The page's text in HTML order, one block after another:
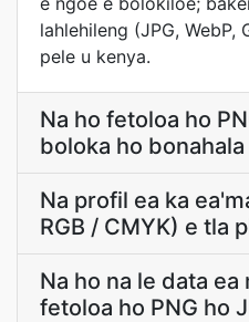
lahlehileng (JPG,
pele u kenya.
Na ho fetoloa ho
boloka ho
Na profil ea ka
RGB / CMYK) e tla
Na ho na le data ea
fetoloa ho PNG ho